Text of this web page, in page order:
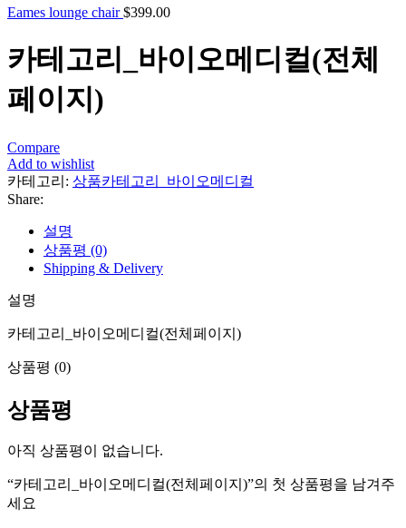
Eames lounge chair$399.00
카테고리_바이오메디컬(전체
페이지)
Compare
Add to wishlist
카테고리: 상품카테고리_바이오메디컬
Share:
설명
상품평 (0)
Shipping & Delivery
설명
카테고리_바이오메디컬(전체페이지)
상품평 (0)
상품평
아직 상품평이 없습니다.
“카테고리_바이오메디컬(전체페이지)”의 첫 상품평을 남겨주
세요